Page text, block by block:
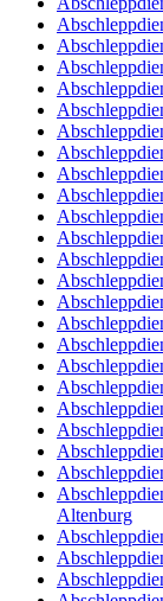
Altenburg